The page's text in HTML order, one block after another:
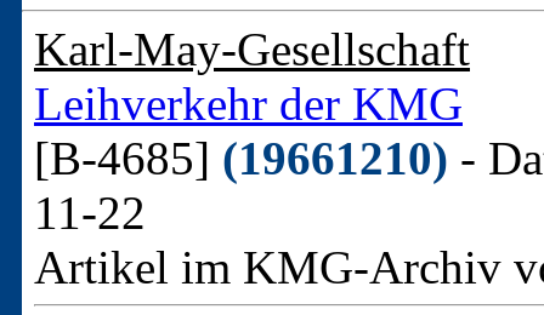
Karl-May-Gesellschaft
Leihverkehr der KMG
[B-4685] (19661210) -
11-22
Artikel im KMG-Archiv